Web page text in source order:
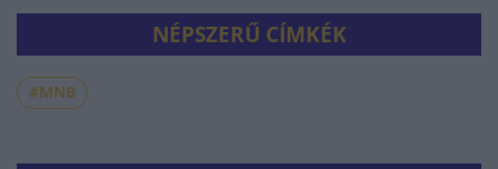
NÉPSZERŰ CÍMKÉK
#MNB